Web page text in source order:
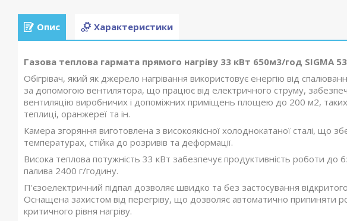
Опис Характеристики
Газова теплова гармата прямого нагріву 33 кВт 650м3/год SIGMA
Обігрівач, який як джерело нагрівання використовує енергію від
за допомогою вентилятора, що працює від електричного струму,
вентиляцію виробничих і допоміжних приміщень площею до 200 м2, таких
теплиці, оранжереї та ін.
Камера згоряння виготовлена з високоякісної холоднокатаної сталі, що
температурах, стійка до розривів та деформації.
Висока теплова потужність 33 кВт забезпечує продуктивність роботи до
палива 2400 г/годину.
П'єзоелектричний підпал дозволяє швидко та без застосування
Оснащена захистом від перегріву, що дозволяє автоматично припиняти
критичного рівня нагріву.